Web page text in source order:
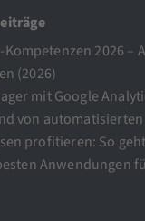
Kompetenzen 2026 –
(2026)
mit Google
von automatisierten
profitieren: So
Anwendungen